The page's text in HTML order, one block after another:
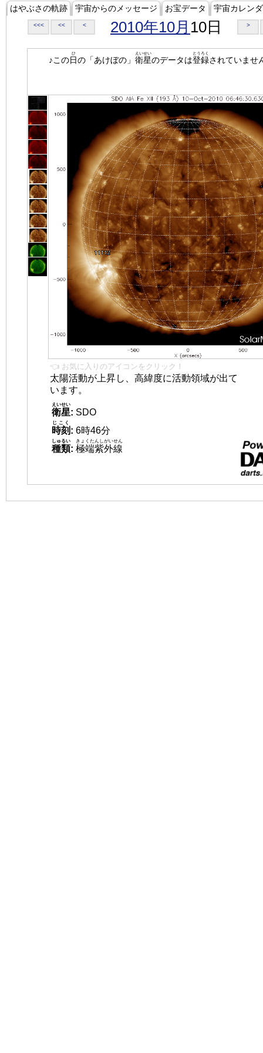
はやぶさの軌跡 宇宙からのメッセージ お宝データ 宇宙カレン
<<< << < 2010年10月 10日 >
♪この日
ひ
の「あけぼの」 衛星
えいせい
のデータは登録
とうろく
されていませ
👈 お気に入りのアイコンをクリック！
太陽活動が上昇し、高緯度に活動領域が出て
います。
衛星
えいせい
: SDO
時刻
じこく
: 6時46分
種類
しゅるい
: 極端紫外線
きょくたんしがいせん